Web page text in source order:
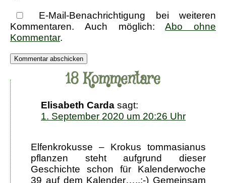
E-Mail-Benachrichtigung bei weiteren
Kommentaren. Auch möglich:Abo ohne
Kommentar.
18 Kommentare
Elisabeth Carda sagt:
1. September 2020 um 20:26 Uhr
Elfenkrokusse – Krokus tommasianus
pflanzen steht aufgrund dieser
Geschichte schon für Kalenderwoche
39 auf dem Kalender…..:-) Gemeinsam